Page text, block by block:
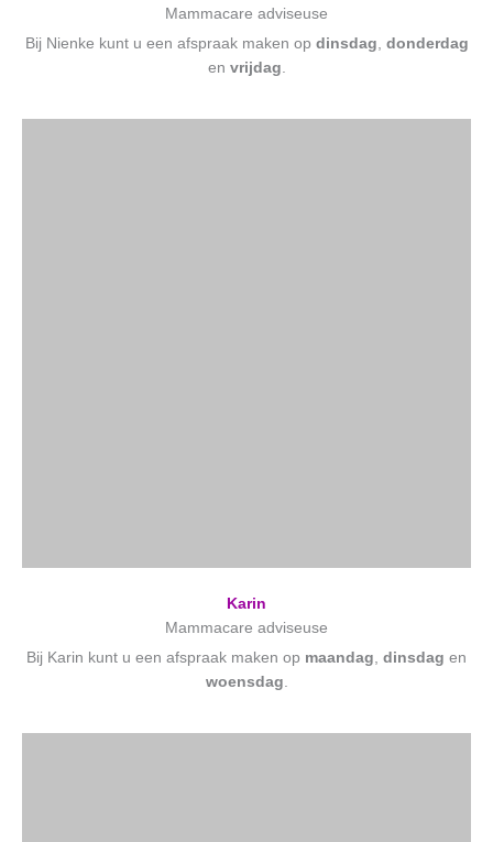
Mammacare adviseuse
Bij Nienke kunt u een afspraak maken op dinsdag, donderdag
en vrijdag.
Karin
Mammacare adviseuse
Bij Karin kunt u een afspraak maken op maandag, dinsdag en
woensdag.